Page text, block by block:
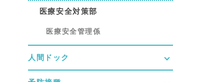
医療安全対策部
医療安全管理係
人間ドック